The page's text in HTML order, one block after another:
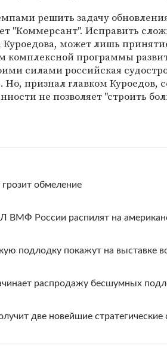
решить задачу
"Коммерсант". Исправить
может лишь
комплексной программы
силами российская
признал главком Куроедов,
не позволяет "строить
обмеление
России распилят на
подлодку покажут на выставке
распродажу бесшумных
две новейшие стратегические